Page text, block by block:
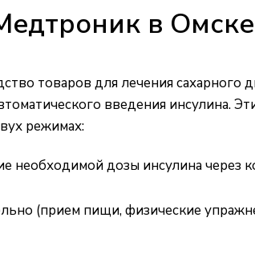
в Омске
товаров для лечения сахарного
введения инсулина.
режимах:
необходимой дозы инсулина
(прием пищи, физические